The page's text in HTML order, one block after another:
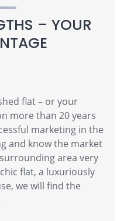
– YOUR
flat – or your
more than 20 years
marketing in the
and know the market
area very
flat, a luxuriously
we will find the